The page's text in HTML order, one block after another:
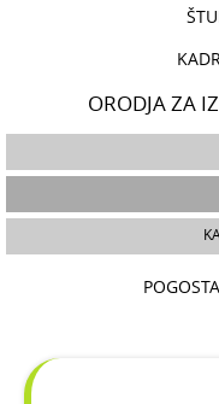
ORODJA ZA